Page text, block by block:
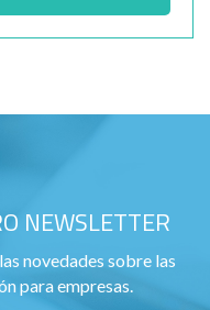
NEWSLETTER
novedades sobre las
para empresas.